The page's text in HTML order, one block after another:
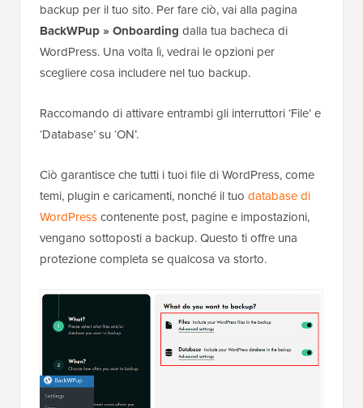
backup per il tuo sito. Per fare ciò, vai alla pagina
BackWPup » Onboarding dalla tua bacheca di
WordPress. Una volta lì, vedrai le opzioni per
scegliere cosa includere nel tuo backup.
Raccomando di attivare entrambi gli interruttori ‘File’ e
‘Database’ su ‘ON’.
Ciò garantisce che tutti i tuoi file di WordPress, come
temi, plugin e caricamenti, nonché il tuo database di
WordPresscontenente post, pagine e impostazioni,
vengano sottoposti a backup. Questo ti offre una
protezione completa se qualcosa va storto.